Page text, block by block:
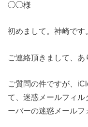
◯◯様
初めまして。神崎です
ご連絡頂きまして、あ
ご質問の件ですが、
て、迷惑メールフィ
ーバーの迷惑メールフ